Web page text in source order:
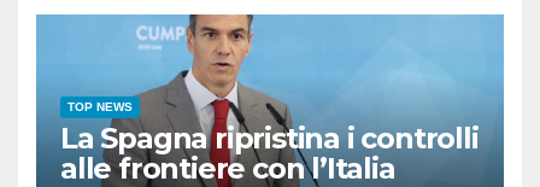
TOP NEWS
La Spagna ripristina i controlli
alle frontiere con l’Italia